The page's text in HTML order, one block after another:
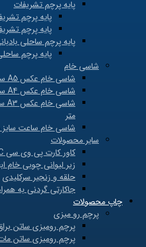
پایه پرچم تشریفات
پایه پرچم
پایه پرچم
پایه پرچم ساحلی
پایه پرچم
شاسی خام
شاسی خام عکس A5 سایز 15×20 سانتی متر
شاسی خام عکس A4 سایز 28×20 سانتی متر
متر
شاسی خام ساعت سایز ۴۰×۲۸.۵ سانتی متر
سایر محصولات
کاور کارت پی وی سی PVC
زیر لیوانی چوبی خام ابعاد 10×10
حلقه و زنجیر سرکلیدی
جاکارتی گردنی به
چاپ محصولات
پرچم رو میزی
پرچم رومیزی ساتن
پرچم رومیزی ساتن